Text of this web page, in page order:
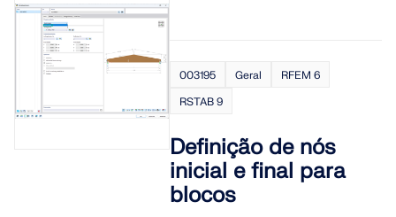
003195 Geral
RFEM 6
RSTAB 9
Definição de nós
inicial e final para
blocos